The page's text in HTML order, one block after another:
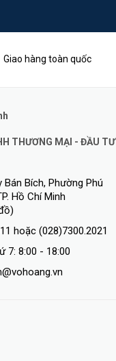
Giao hàng toàn quốc
THƯƠNG MẠI - ĐẦU TƯ
Bán Bích, Phường Phú
Hồ Chí Minh
hoặc (028)7300.2021
7: 8:00 - 18:00